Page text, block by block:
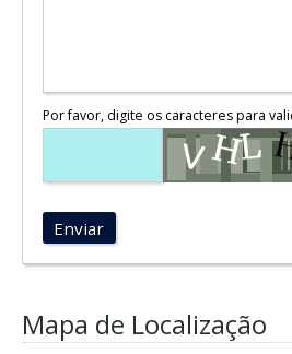
Por favor, digite os caracteres para
Enviar
Mapa de Localização